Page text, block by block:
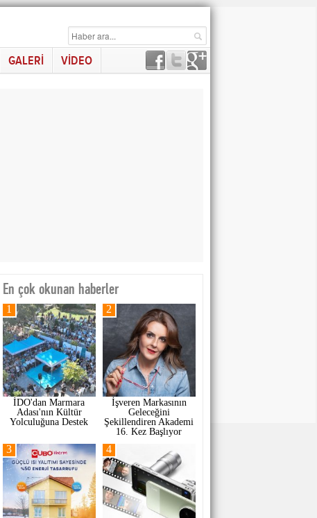
GALERİ VİDEO
En çok okunan haberler
İDO'dan Marmara
Adası'nın Kültür
Yolculuğuna Destek
1
İşveren Markasının
Geleceğini
Şekillendiren Akademi
16. Kez Başlıyor
2
3 4